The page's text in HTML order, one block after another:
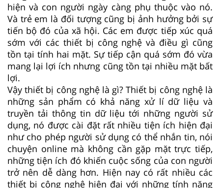
hiện và con người ngày càng phụ thuộc vào nó.
Và trẻ em là đối tượng cũng bị ảnh hưởng bởi sự
tiến bộ đó của xã hội. Các em được tiếp xúc quá
sớm với các thiết bị công nghệ và điều gì cũng
tồn tại tính hai mặt. Sự tiếp cận quá sớm đó vừa
mang lại lợi ích nhưng cũng tồn tại nhiều mặt bất
lợi.
Vậy thiết bị công nghệ là gì? Thiết bị công nghệ là
những sản phẩm có khả năng xử lí dữ liệu và
truyền tải thông tin dữ liệu tới những người sử
dụng, nó được cài đặt rất nhiều tiện ích hiện đại
như cho phép người sử dụng có thể nhắn tin, nói
chuyện online mà không cần gặp mặt trực tiếp,
những tiện ích đó khiến cuộc sống của con người
trở nên dễ dàng hơn. Hiện nay có rất nhiều các
thiết bị công nghệ hiện đại với những tính năng